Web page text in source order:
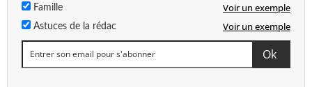
Famille Voir un exemple
Astuces de la rédac Voir un exemple